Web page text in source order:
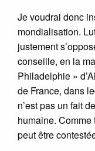
Je voudrai donc
mondialisation.
justement
conseille, en la
Philadelphie »
de France, dans
n’est pas un fait
humaine.
peut être